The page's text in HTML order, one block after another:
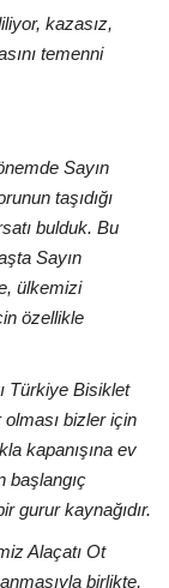
kazasız,
temenni
Sayın
taşıdığı
bulduk. Bu
Sayın
ülkemizi
özellikle
Türkiye Bisiklet
olması bizler için
kapanışına ev
başlangıç
gurur kaynağıdır.
Alaçatı Ot
birlikte,